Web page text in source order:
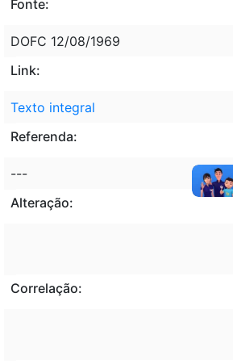
Fonte:
DOFC 12/08/1969
Link:
Texto integral
Referenda:
---
Alteração:
Correlação: